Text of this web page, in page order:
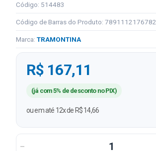
Código: 514483
Código de Barras do Produto: 7891112176782
Marca: TRAMONTINA
R$ 167,11
(já com 5% de desconto no PIX)
ou em até 12x de R$ 14,66